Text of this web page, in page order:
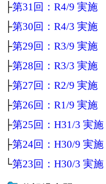
├第31回：R4/9 実施
├第30回：R4/3 実施
├第29回：R3/9 実施
├第28回：R3/3 実施
├第27回：R2/9 実施
├第26回：R1/9 実施
├第25回：H31/3 実施
├第24回：H30/9 実施
└第23回：H30/3 実施